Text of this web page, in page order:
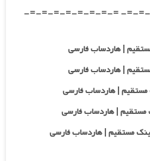
-=-=-=-=-=-=-=-=-=-